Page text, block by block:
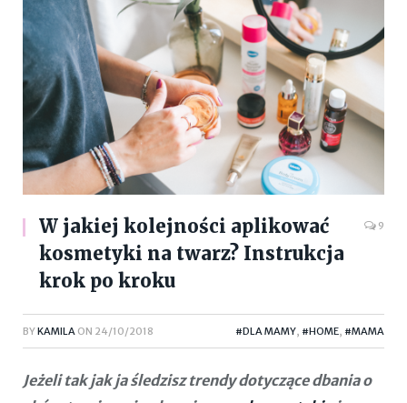
W jakiej kolejności aplikować
kosmetyki na twarz? Instrukcja
krok po kroku
9
BYKAMILA ON 24/10/2018 #DLA MAMY, #HOME, #MAMA
Jeżeli tak jak ja śledzisz trendy dotyczące dbania o